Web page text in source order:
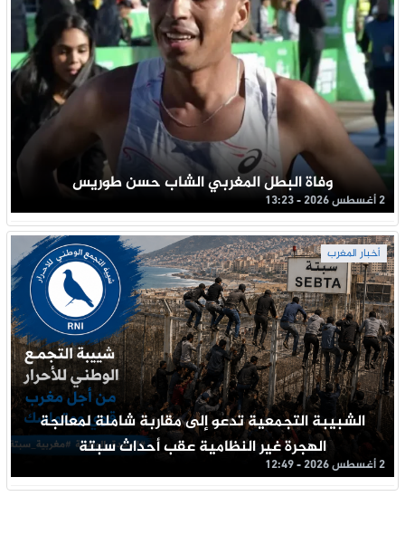
وفاة البطل المغربي الشاب حسن طوريس
2 أغسطس 2026 - 13:23
أخبار المغرب
الشبيبة التجمعية تدعو إلى مقاربة شاملة لمعالجة
الهجرة غير النظامية عقب أحداث سبتة
2 أغسطس 2026 - 12:49